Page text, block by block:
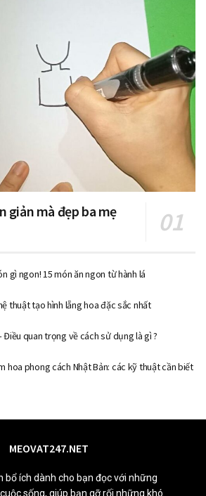
giản mà đẹp ba mẹ
gì ngon! 15 món ăn ngon từ hành lá
thuật tạo hình lẵng hoa đặc sắc nhất
Điều quan trọng về cách sử dụng là gì ?
hoa phong cách Nhật Bản: các kỹ thuật cần biết
MEOVAT247.NET
bổ ích dành cho bạn đọc với những
sống, giúp bạn gỡ rối những khó